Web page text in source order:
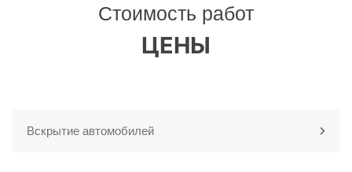
Стоимость работ
ЦЕНЫ
Вскрытие автомобилей